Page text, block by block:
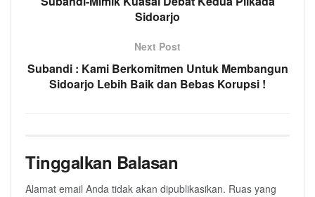
Sidoarjo
Next Post
Subandi : Kami Berkomitmen Untuk Membangun
Sidoarjo Lebih Baik dan Bebas Korupsi !
Tinggalkan Balasan
Alamat email Anda tidak akan dipublikasikan. Ruas yang